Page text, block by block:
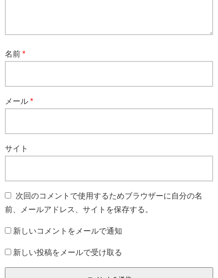
名前 *
メール *
サイト
次回のコメントで使用するためブラウザーに自分の名
前、メールアドレス、サイトを保存する。
新しいコメントをメールで通知
新しい投稿をメールで受け取る